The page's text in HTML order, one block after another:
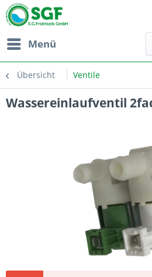
Menü
Übersicht Ventile
Wassereinlaufventil